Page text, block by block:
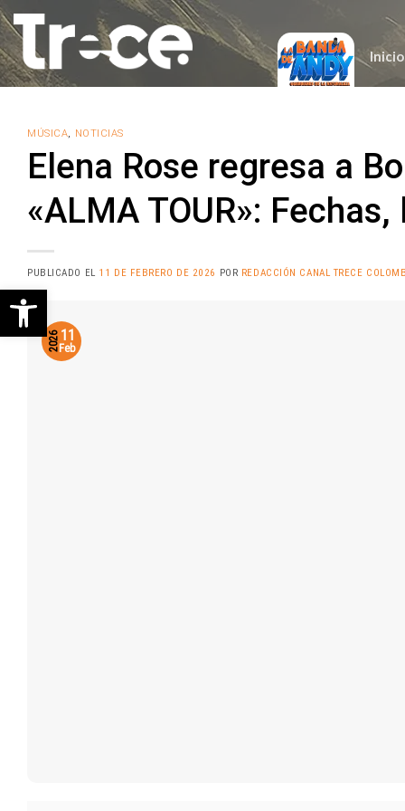
Saltar
al
contenido
Inicio
MÚSICA, NOTICIAS
Elena Rose regresa a
«ALMA TOUR»:
PUBLICADO EL 11 DE FEBRERO DE 2026 POR REDACCIÓN CANAL TRECE
11
Feb
2026
Abrir barra de herramientas